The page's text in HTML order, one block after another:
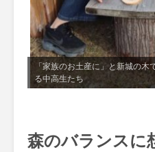
「家族のお土産に」と新城の
る中高生たち
森のバランスに